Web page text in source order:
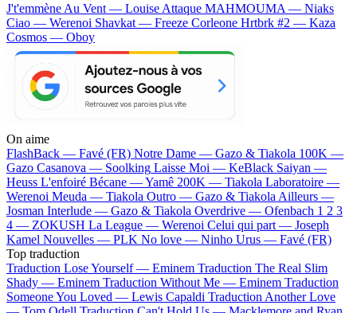
J't'emmène Au Vent — Louise Attaque MAHMOUMA — Niaks
Ciao — Werenoi Shavkat — Freeze Corleone Hrtbrk #2 — Kaza
Cosmos — Oboy
On aime
FlashBack — Favé (FR) Notre Dame — Gazo & Tiakola 100K —
Gazo Casanova — Soolking Laisse Moi — KeBlack Saiyan —
Heuss L'enfoiré Bécane —Yamê 200K — Tiakola Laboratoire —
Werenoi Meuda — Tiakola Outro — Gazo & Tiakola Ailleurs —
Josman Interlude — Gazo & Tiakola Overdrive — Ofenbach 1 2 3
4 — ZOKUSH La League — Werenoi Celui qui part — Joseph
Kamel Nouvelles — PLK No love — Ninho Urus — Favé (FR)
Top traduction
Traduction Lose Yourself — Eminem Traduction The Real Slim
Shady — Eminem Traduction Without Me — Eminem Traduction
Someone You Loved — Lewis Capaldi Traduction Another Love